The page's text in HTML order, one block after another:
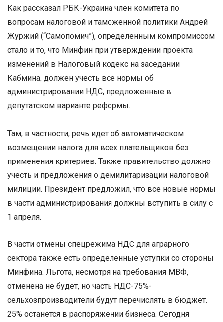
Как рассказал РБК-Украина член комитета по
вопросам налоговой и таможенной политики Андрей
Журжий (“Самопомич”), определенным компромиссом
стало и то, что Минфин при утверждении проекта
изменений в Налоговый кодекс на заседании
Кабмина, должен учесть все нормы об
администрировании НДС, предложенные в
депутатском варианте реформы.
Там, в частности, речь идет об автоматическом
возмещении налога для всех плательщиков без
применения критериев. Также правительство должно
учесть и предложения о демилитаризации налоговой
милиции. Президент предложил, что все новые нормы
в части администрирования должны вступить в силу с
1 апреля.
В части отмены спецрежима НДС для аграрного
сектора также есть определенные уступки со стороны
Минфина. Льгота, несмотря на требования МВФ,
отменена не будет, но часть НДС-75%-
сельхозпроизводители будут перечислять в бюджет.
25% останется в распоряжении бизнеса. Сегодня